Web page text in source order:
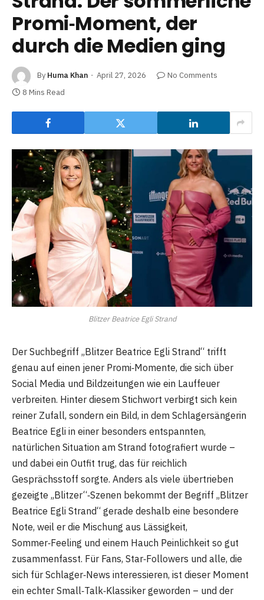
Promi‑Moment, der
durch die Medien ging
By Huma Khan April 27, 2026
No Comments
8 Mins Read
Blitzer Beatrice Egli Strand
Der Suchbegriff „Blitzer Beatrice Egli Strand“ trifft
genau auf einen jener Promi‑Momente, die sich über
Social Media und Bildzeitungen wie ein Lauffeuer
verbreiten. Hinter diesem Stichwort verbirgt sich kein
reiner Zufall, sondern ein Bild, in dem Schlagersängerin
Beatrice Egli in einer besonders entspannten,
natürlichen Situation am Strand fotografiert wurde –
und dabei ein Outfit trug, das für reichlich
Gesprächsstoff sorgte. Anders als viele übertrieben
gezeigte „Blitzer“‑Szenen bekommt der Begriff „Blitzer
Beatrice Egli Strand“ gerade deshalb eine besondere
Note, weil er die Mischung aus Lässigkeit,
Sommer‑Feeling und einem Hauch Peinlichkeit so gut
zusammenfasst. Für Fans, Star‑Followers und alle, die
sich für Schlager‑News interessieren, ist dieser Moment
ein echter Small‑Talk‑Klassiker geworden – und der